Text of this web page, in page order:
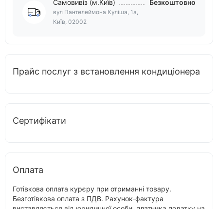
Самовивіз (м.Київ)
вул Пантелеймона Куліша, 1а,
Київ, 02002
Безкоштовно
Прайс послуг з встановлення кондиціонера
Сертифікати
Оплата
Готівкова оплата курєру при отриманні товару.
Безготівкова оплата з ПДВ. Рахунок-фактура